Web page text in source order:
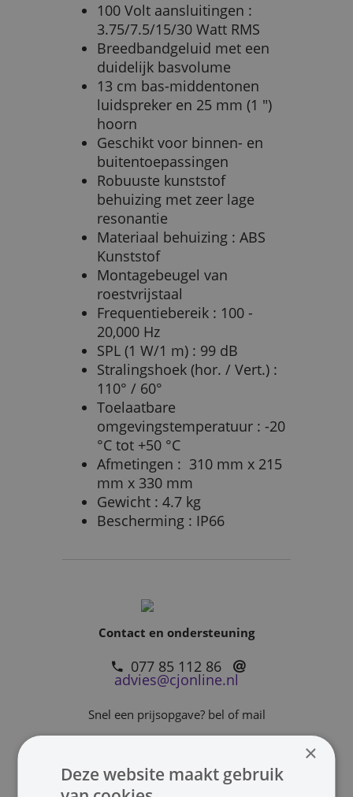
100 Volt aansluitingen :
3.75/7.5/15/30 Watt RMS
Breedbandgeluid met een
duidelijk basvolume
13 cm bas-middentonen
luidspreker en 25 mm (1 ")
hoorn
Geschikt voor binnen- en
buitentoepassingen
Robuuste kunststof
behuizing met zeer lage
resonantie
Materiaal behuizing : ABS
Kunststof
Montagebeugel van
roestvrijstaal
Frequentiebereik : 100 -
20,000 Hz
SPL (1 W/1 m) : 99 dB
Stralingshoek (hor. / Vert.) :
110° / 60°
Toelaatbare
omgevingstemperatuur : -20
°C tot +50 °C
Afmetingen : 310 mm x 215
mm x 330 mm
Gewicht : 4.7 kg
Bescherming : IP66
Contact en ondersteuning
077 85 112 86
advies@cjonline.nl
Snel een prijsopgave? bel of mail
×
Deze website maakt gebruik